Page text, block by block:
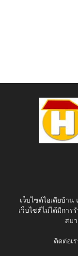
เว็บไซต์ไอเดียบ้า
เว็บไซต์ไม่ได้มีการ
สม
ติดต่อเ